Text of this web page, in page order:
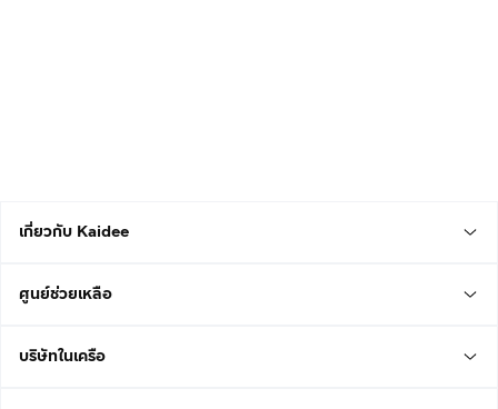
เกี่ยวกับ Kaidee
ศูนย์ช่วยเหลือ
บริษัทในเครือ